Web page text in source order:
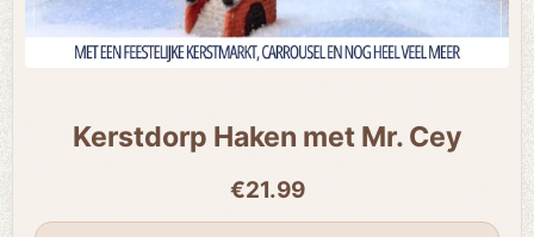
Kerstdorp Haken met Mr. Cey
€21.99